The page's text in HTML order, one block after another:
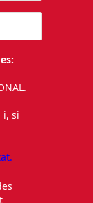
i, si